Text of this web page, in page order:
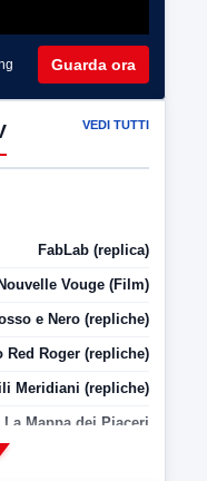
Guarda ora
VEDI TUTTI
FabLab (replica)
Nouvelle Vouge (Film)
e Nero (repliche)
Red Roger (repliche)
Meridiani (repliche)
La Mappa dei Piaceri